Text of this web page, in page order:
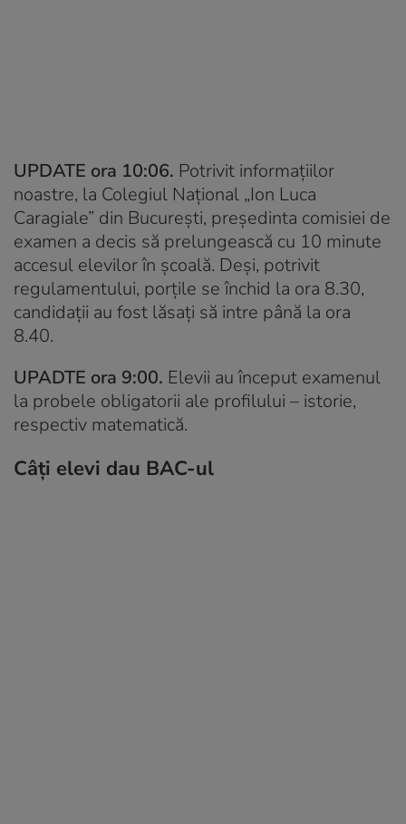
UPDATE ora 10:06. Potrivit informațiilor
noastre, la Colegiul Național „Ion Luca
Caragiale” din București, președinta comisiei de
examen a decis să prelungească cu 10 minute
accesul elevilor în școală. Deși, potrivit
regulamentului, porțile se închid la ora 8.30,
candidații au fost lăsați să intre până la ora
8.40.
UPADTE ora 9:00. Elevii au început examenul
la probele obligatorii ale profilului – istorie,
respectiv matematică.
Câți elevi dau BAC-ul